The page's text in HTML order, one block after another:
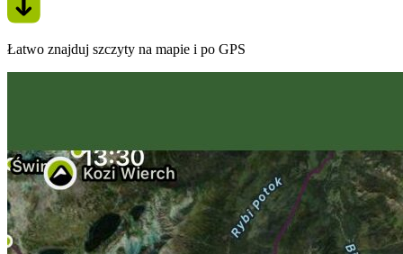
Łatwo znajduj szczyty na mapie i po GPS